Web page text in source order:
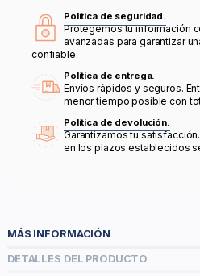
Política de seguridad.
Protegemos tu información
avanzadas para garantizar
confiable.
Política de entrega.
Envíos rápidos y seguros.
menor tiempo posible con
Política de devolución.
Garantizamos tu
en los plazos establecidos
MÁS INFORMACIÓN
DETALLES DEL PRODUCTO